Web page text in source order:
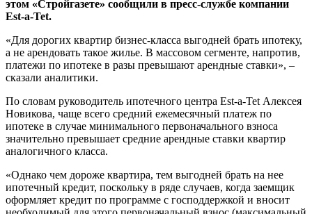
этом «Стройгазете» сообщили в пресс-службе компании
Est-a-Tet.
«Для дорогих квартир бизнес-класса выгодней брать ипотеку,
а не арендовать такое жилье. В массовом сегменте, напротив,
платежи по ипотеке в разы превышают арендные ставки», –
сказали аналитики.
По словам руководитель ипотечного центра Est-a-Tet Алексея
Новикова, чаще всего средний ежемесячный платеж по
ипотеке в случае минимального первоначального взноса
значительно превышает средние арендные ставки квартир
аналогичного класса.
«Однако чем дороже квартира, тем выгодней брать на нее
ипотечный кредит, поскольку в ряде случаев, когда заемщик
оформляет кредит по программе с господдержкой и вносит